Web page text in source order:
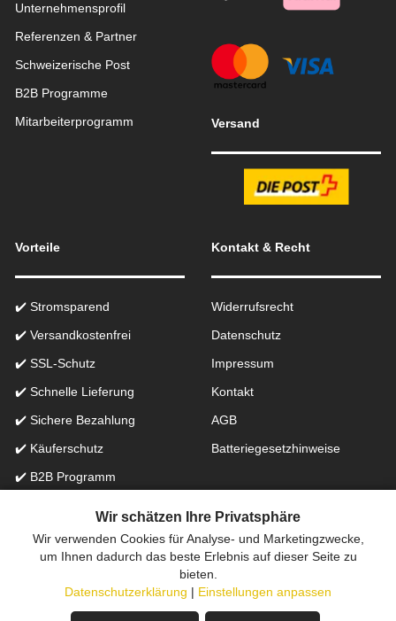
Unternehmensprofil
Referenzen & Partner
Schweizerische Post
B2B Programme
Mitarbeiterprogramm
Versand
Vorteile
✔️ Stromsparend
✔️ Versandkostenfrei
✔️ SSL-Schutz
✔️ Schnelle Lieferung
✔️ Sichere Bezahlung
✔️ Käuferschutz
✔️ B2B Programm
Kontakt & Recht
Widerrufsrecht
Datenschutz
Impressum
Kontakt
AGB
Batteriegesetzhinweise
Onlinefachhandel in der Schweiz für Beleuchtung seit 2012 |
Erstellt mit
peleides.io
Wir schätzen Ihre Privatsphäre
Wir verwenden Cookies für Analyse- und Marketingzwecke,
um Ihnen dadurch das beste Erlebnis auf dieser Seite zu
bieten.
Datenschutzerklärung | Einstellungen anpassen